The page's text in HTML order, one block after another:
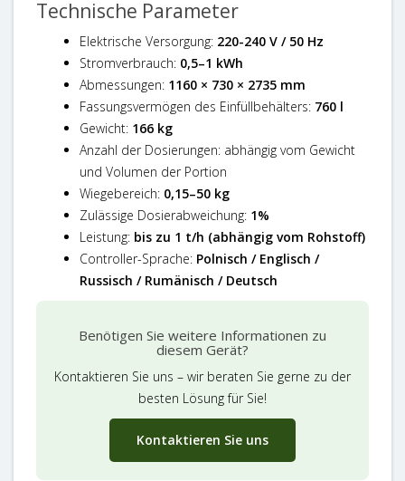
Technische Parameter
Elektrische Versorgung: 220-240 V / 50 Hz
Stromverbrauch: 0,5–1 kWh
Abmessungen: 1160 × 730 × 2735 mm
Fassungsvermögen des Einfüllbehälters: 760 l
Gewicht: 166 kg
Anzahl der Dosierungen: abhängig vom Gewicht
und Volumen der Portion
Wiegebereich: 0,15–50 kg
Zulässige Dosierabweichung: 1%
Leistung: bis zu 1 t/h (abhängig vom Rohstoff)
Controller-Sprache: Polnisch / Englisch /
Russisch / Rumänisch / Deutsch
Benötigen Sie weitere Informationen zu
diesem Gerät?
Kontaktieren Sie uns – wir beraten Sie gerne zu der
besten Lösung für Sie!
Kontaktieren Sie uns